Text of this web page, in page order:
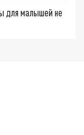
для малышей не